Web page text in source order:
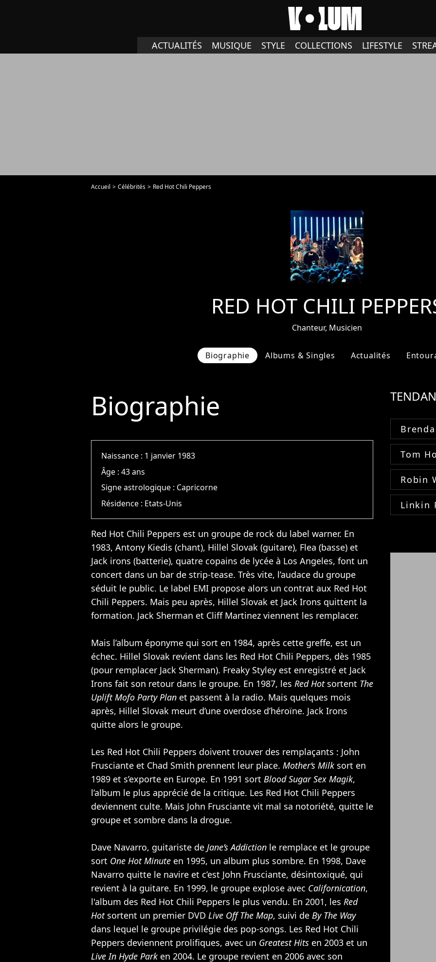
ACTUALITÉS MUSIQUE STYLE COLLECTIONS LIFESTYLE
Accueil Célébrités Red Hot Chili Peppers
RED HOT CHILI
Chanteur, Musicien
Biographie Albums & Singles Actualités
Biographie
Naissance : 1 janvier 1983
Âge :43 ans
Signe astrologique : Capricorne
Résidence : Etats-Unis
Red Hot Chili Peppers est un groupe de rock du label warner. En
1983, Antony Kiedis (chant), Hillel Slovak (guitare), Flea (basse) et
Jack irons (batterie), quatre copains de lycée à Los Angeles, font un
concert dans un bar de strip-tease. Très vite, l’audace du groupe
séduit le public. Le label EMI propose alors un contrat aux Red Hot
Chili Peppers. Mais peu après, Hillel Slovak et Jack Irons quittent la
formation. Jack Sherman et Cliff Martinez viennent les remplacer.
Mais l’album éponyme qui sort en 1984, après cette greffe, est un
échec. Hillel Slovak revient dans les Red Hot Chili Peppers, dès 1985
(pour remplacer Jack Sherman). Freaky Styley est enregistré et Jack
Irons fait son retour dans le groupe. En 1987, les Red Hotsortent The
Uplift Mofo Party Plan et passent à la radio. Mais quelques mois
après, Hillel Slovak meurt d’une overdose d’héroïne. Jack Irons
quitte alors le groupe.
Les Red Hot Chili Peppers doivent trouver des remplaçants : John
Frusciante et Chad Smith prennent leur place. Mother‘s Milk sort en
1989 et s’exporte en Europe. En 1991 sort Blood Sugar Sex Magik,
l’album le plus apprécié de la critique. Les Red Hot Chili Peppers
deviennent culte. Mais John Frusciante vit mal sa notoriété, quitte le
groupe et sombre dans la drogue.
Dave Navarro, guitariste de Jane’s Addiction le remplace et le groupe
sort One Hot Minute en 1995, un album plus sombre. En 1998, Dave
Navarro quitte le navire et c’est John Frusciante, désintoxiqué, qui
revient à la guitare. En 1999, le groupe explose avec Californication,
l'album des Red Hot Chili Peppers le plus vendu. En 2001, les Red
Hot sortent un premier DVD Live Off The Map, suivi de By The Way
dans lequel le groupe privilégie des pop-songs. Les Red Hot Chili
Peppers deviennent prolifiques, avec un Greatest Hits en 2003 et un
Live In Hyde Park en 2004. Le groupe revient en 2006 avec son
Tom
Robin
Linkin